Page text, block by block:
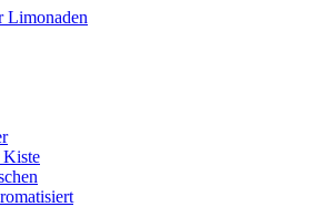
Limonaden